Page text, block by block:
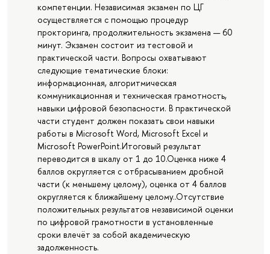
компетенции. Независимая экзамен по ЦГ
осуществляется с помощью процедур
прокторинга, продолжительность экзамена — 60
минут. Экзамен состоит из тестовой и
практической части. Вопросы охватывают
следующие тематические блоки:
информационная, алгоритмическая
коммуникационная и техническая грамотность,
навыки цифровой безопасности. В практической
части студент должен показать свои навыки
работы в Microsoft Word, Microsoft Excel и
Microsoft PowerPoint.Итоговый результат
переводится в шкалу от 1 до 10.Оценка ниже 4
баллов округляется с отбрасыванием дробной
части (к меньшему целому), оценка от 4 баллов
округляется к ближайшему целому..Отсутствие
положительных результатов независимой оценки
по цифровой грамотности в установленные
сроки влечёт за собой академическую
задолженность.